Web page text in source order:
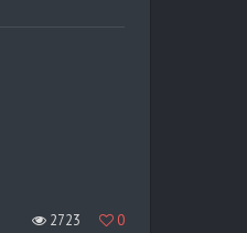
2723 0